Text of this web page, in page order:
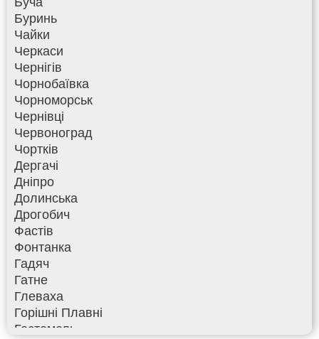
Буринь
Чайки
Черкаси
Чернігів
Чорнобаївка
Чорноморськ
Чернівці
Червоноград
Чортків
Дергачі
Дніпро
Долинська
Дрогобич
Фастів
Фонтанка
Гадяч
Гатне
Глеваха
Горішні Плавні
Гостомель